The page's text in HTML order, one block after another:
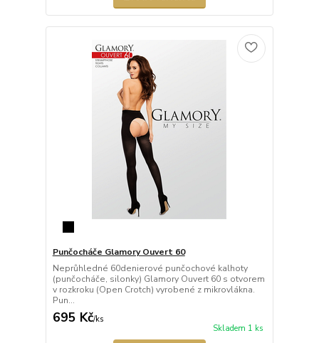
Punčocháče Glamory Ouvert 60
Neprůhledné 60denierové punčochové kalhoty
(punčocháče, silonky) Glamory Ouvert 60 s otvorem
v rozkroku (Open Crotch) vyrobené z mikrovlákna.
Pun...
695 Kč/ks
Skladem 1 ks